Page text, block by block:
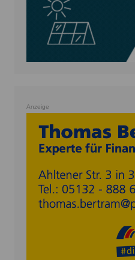
Anzeige